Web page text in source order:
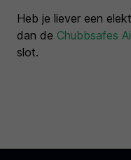
Heb je liever een
dan de Chubbsafes
slot.